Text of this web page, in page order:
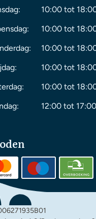
10:00 tot
10:00 tot
10:00 tot
10:00 tot
10:00 tot
12:00 tot